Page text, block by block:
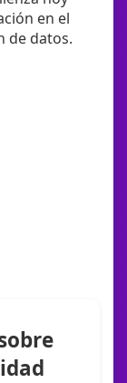
en el
de datos.